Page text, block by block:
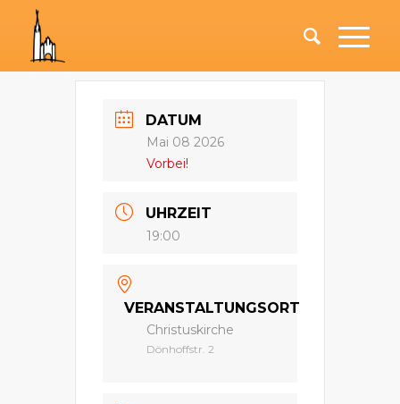
DATUM
Mai 08 2026
Vorbei!
UHRZEIT
19:00
VERANSTALTUNGSORT
Christuskirche
Dönhoffstr. 2